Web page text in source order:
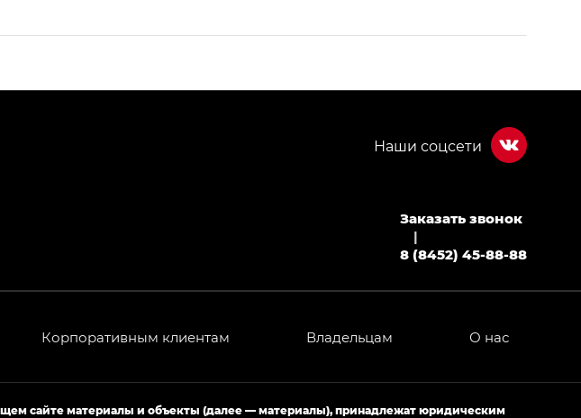
EX PREMIUM
Джи Икс ПРЕМИУМ — GX PREMIUM, Джи Эти — GT, Джи Эль —
экстерьера в спортивном стиле — GL
Заказать звонок
|
8 (8452) 45-88-88
Корпоративным клиентам Владельцам О нас
сайте материалы и объекты (далее — материалы), принадлежат юридическим